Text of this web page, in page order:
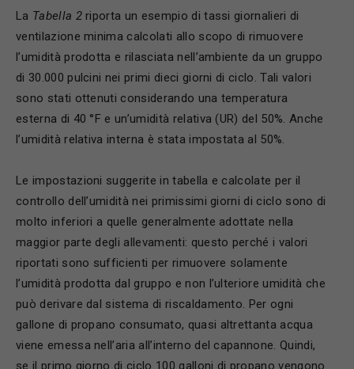
La Tabella 2riporta un esempio di tassi giornalieri di
ventilazione minima calcolati allo scopo di rimuovere
l’umidità prodotta e rilasciata nell’ambiente da un gruppo
di 30.000 pulcini nei primi dieci giorni di ciclo. Tali valori
sono stati ottenuti considerando una temperatura
esterna di 40 °F e un’umidità relativa (UR) del 50%. Anche
l’umidità relativa interna è stata impostata al 50%.
Le impostazioni suggerite in tabella e calcolate per il
controllo dell’umidità nei primissimi giorni di ciclo sono di
molto inferiori a quelle generalmente adottate nella
maggior parte degli allevamenti: questo perché i valori
riportati sono sufficienti per rimuovere solamente
l’umidità prodotta dal gruppo e non l’ulteriore umidità che
può derivare dal sistema di riscaldamento. Per ogni
gallone di propano consumato, quasi altrettanta acqua
viene emessa nell’aria all’interno del capannone. Quindi,
se il primo giorno di ciclo 100 galloni di propano vengono